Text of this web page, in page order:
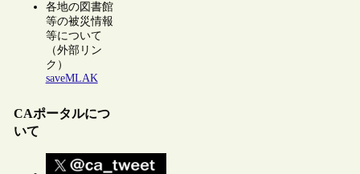
各地の図書館
等の被災情報
等について
（外部リン
ク）
saveMLAK
CAポータルにつ
いて